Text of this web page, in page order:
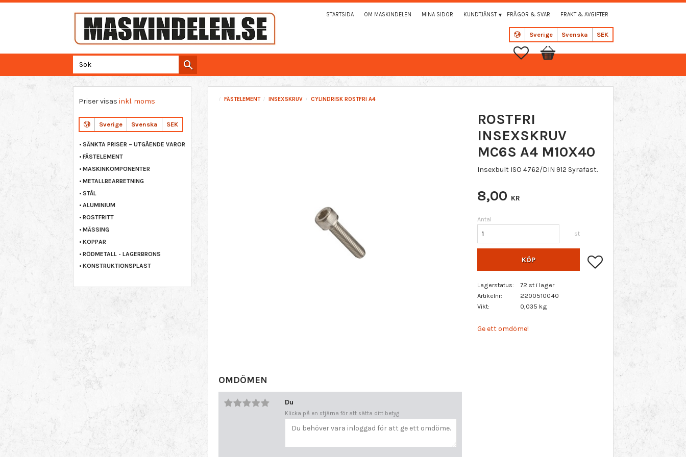
Sverige Svenska SEK
STARTSIDA OM MASKINDELEN MINA SIDOR KUNDTJÄNST FRÅGOR & SVAR FRAKT & AVGIFTER
Favoriter
Kundvagn
FÄSTELEMENT INSEXSKRUV CYLINDRISK ROSTFRI A4
ROSTFRI
INSEXSKRUV
MC6S A4 M10X40
Insexbult ISO 4762/DIN 912 Syrafast.
8,00 KR
Antal
st
KÖP Lägg till i favoriter
Lagerstatus
72 st i lager
Artikelnr
2200510040
Vikt
0,035 kg
Ge ett omdöme!
OMDÖMEN
Du
Klicka på en stjärna för att sätta ditt betyg
Priser visas inkl. moms
Sverige Svenska SEK
SÄNKTA PRISER – UTGÅENDE VAROR
FÄSTELEMENT
MASKINKOMPONENTER
METALLBEARBETNING
STÅL
ALUMINIUM
ROSTFRITT
MÄSSING
KOPPAR
RÖDMETALL - LAGERBRONS
KONSTRUKTIONSPLAST